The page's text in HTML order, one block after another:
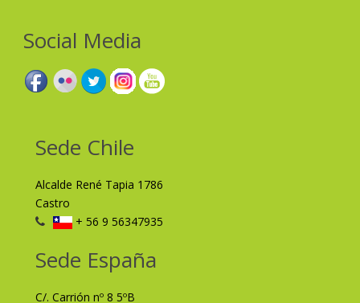
Social Media
Sede Chile
Alcalde René Tapia 1786
Castro
+ 56 9 56347935
Sede España
C/. Carrión nº 8 5ºB